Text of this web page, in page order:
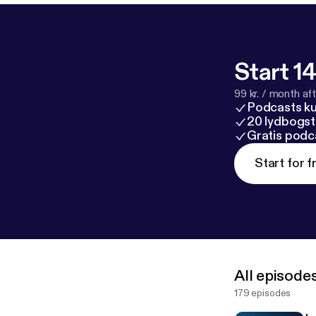
ttps://
#effectiviteit
Start
99 kr. / month
Podcasts
20
Gratis
Start for
All
179 episodes